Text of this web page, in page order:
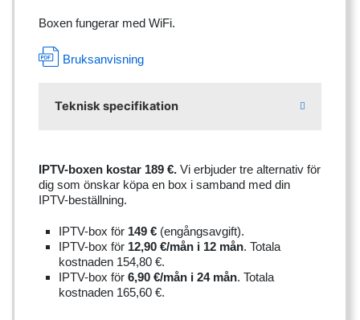
Boxen fungerar med WiFi.
Bruksanvisning
Teknisk specifikation
IPTV-boxen kostar 189 €. Vi erbjuder tre alternativ för
dig som önskar köpa en box i samband med din
IPTV-beställning.
IPTV-box för 149 € (engångsavgift).
IPTV-box för 12,90 €/mån i 12 mån. Totala
kostnaden 154,80 €.
IPTV-box för 6,90 €/mån i 24 mån. Totala
kostnaden 165,60 €.